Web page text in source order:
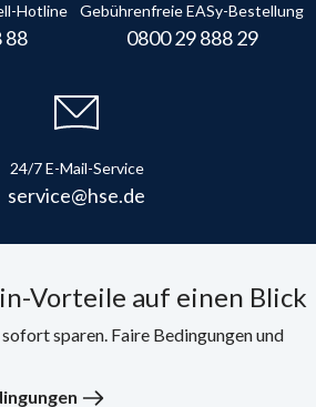
Hotline
88
Gebührenfreie EASy-Bestellung
0800 29 888 29
24/7 E-Mail-Service
service@hse.de
Vorteile auf einen Blick
sparen. Faire Bedingungen und